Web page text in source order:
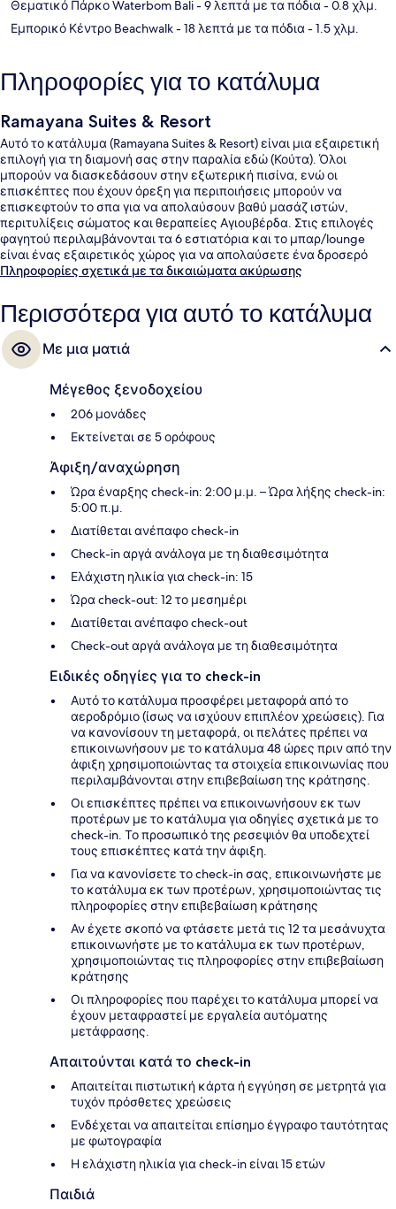
Θεματικό Πάρκο Waterbom Bali- 9 λεπτά με τα πόδια- 0.8 χλμ.
Εμπορικό Κέντρο Beachwalk- 18 λεπτά με τα πόδια- 1.5 χλμ.
Πληροφορίες για το κατάλυμα
Ramayana Suites & Resort
Αυτό το κατάλυμα (Ramayana Suites & Resort) είναι μια εξαιρετική
επιλογή για τη διαμονή σας στην παραλία εδώ (Κούτα). Όλοι
μπορούν να διασκεδάσουν στην εξωτερική πισίνα, ενώ οι
επισκέπτες που έχουν όρεξη για περιποιήσεις μπορούν να
επισκεφτούν το σπα για να απολαύσουν βαθύ μασάζ ιστών,
περιτυλίξεις σώματος και θεραπείες Αγιουβέρδα. Στις επιλογές
φαγητού περιλαμβάνονται τα 6 εστιατόρια και το μπαρ/lounge
είναι ένας εξαιρετικός χώρος για να απολαύσετε ένα δροσερό
ποτό. Σε αυτό το θέρετρο (πολυτελείας) θα βρείτε ακόμη μπαρ
εξυπηρετικό προσωπικό και τη συνολική κατάσταση του
καταλύματος το κατάλυμα λαμβάνει καλή βαθμολογία από τους
ταξιδιώτες.
Πληροφορίες σχετικά με τα δικαιώματα ακύρωσης
Περισσότερα για αυτό το κατάλυμα
Με μια ματιά
Μέγεθος ξενοδοχείου
206 μονάδες
Εκτείνεται σε 5 ορόφους
Άφιξη/αναχώρηση
Ώρα έναρξης check-in: 2:00 μ.μ. – Ώρα λήξης check-in:
5:00 π.μ.
Διατίθεται ανέπαφο check-in
Check-in αργά ανάλογα με τη διαθεσιμότητα
Ελάχιστη ηλικία για check-in: 15
Ώρα check-out: 12 το μεσημέρι
Διατίθεται ανέπαφο check-out
Check-out αργά ανάλογα με τη διαθεσιμότητα
Ειδικές οδηγίες για το check-in
Αυτό το κατάλυμα προσφέρει μεταφορά από το
αεροδρόμιο (ίσως να ισχύουν επιπλέον χρεώσεις). Για
να κανονίσουν τη μεταφορά, οι πελάτες πρέπει να
επικοινωνήσουν με το κατάλυμα 48 ώρες πριν από την
άφιξη χρησιμοποιώντας τα στοιχεία επικοινωνίας που
περιλαμβάνονται στην επιβεβαίωση της κράτησης.
Οι επισκέπτες πρέπει να επικοινωνήσουν εκ των
προτέρων με το κατάλυμα για οδηγίες σχετικά με το
check-in. Το προσωπικό της ρεσεψιόν θα υποδεχτεί
τους επισκέπτες κατά την άφιξη.
Για να κανονίσετε το check-in σας, επικοινωνήστε με
το κατάλυμα εκ των προτέρων, χρησιμοποιώντας τις
πληροφορίες στην επιβεβαίωση κράτησης
Αν έχετε σκοπό να φτάσετε μετά τις 12 τα μεσάνυχτα
επικοινωνήστε με το κατάλυμα εκ των προτέρων,
χρησιμοποιώντας τις πληροφορίες στην επιβεβαίωση
κράτησης
Οι πληροφορίες που παρέχει το κατάλυμα μπορεί να
έχουν μεταφραστεί με εργαλεία αυτόματης
μετάφρασης.
Απαιτούνται κατά το check-in
Απαιτείται πιστωτική κάρτα ή εγγύηση σε μετρητά για
τυχόν πρόσθετες χρεώσεις
Ενδέχεται να απαιτείται επίσημο έγγραφο ταυτότητας
με φωτογραφία
Η ελάχιστη ηλικία για check-in είναι 15 ετών
Παιδιά